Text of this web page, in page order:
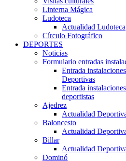
Linterna Mágica
Ludoteca
Actualidad Ludoteca
Círculo Fotográfico
DEPORTES
Noticias
Formulario entradas
Entrada
Deportivas
Entrada
deportistas
Ajedrez
Actualidad
Baloncesto
Actualidad
Billar
Actualidad
Dominó